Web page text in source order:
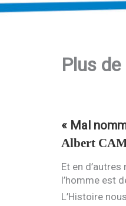
Plus
« Mal
Albert
Et en
l’homme est
L’Histoire